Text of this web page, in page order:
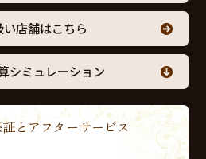
い店舗はこちら
シミュレーション
とアフターサービス